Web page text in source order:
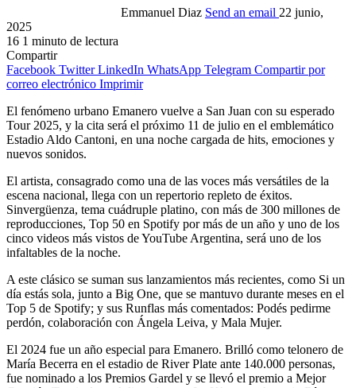
Emmanuel Diaz Send an email 22 junio,
2025
16 1 minuto de lectura
Compartir
Facebook Twitter LinkedIn WhatsApp Telegram Compartir por
correo electrónico Imprimir
El fenómeno urbano Emanero vuelve a San Juan con su esperado
Tour 2025, y la cita será el próximo 11 de julio en el emblemático
Estadio Aldo Cantoni, en una noche cargada de hits, emociones y
nuevos sonidos.
El artista, consagrado como una de las voces más versátiles de la
escena nacional, llega con un repertorio repleto de éxitos.
Sinvergüenza, tema cuádruple platino, con más de 300 millones de
reproducciones, Top 50 en Spotify por más de un año y uno de los
cinco videos más vistos de YouTube Argentina, será uno de los
infaltables de la noche.
A este clásico se suman sus lanzamientos más recientes, como Si un
día estás sola, junto a Big One, que se mantuvo durante meses en el
Top 5 de Spotify; y sus Runflas más comentados: Podés pedirme
perdón, colaboración con Ángela Leiva, y Mala Mujer.
El 2024 fue un año especial para Emanero. Brilló como telonero de
María Becerra en el estadio de River Plate ante 140.000 personas,
fue nominado a los Premios Gardel y se llevó el premio a Mejor